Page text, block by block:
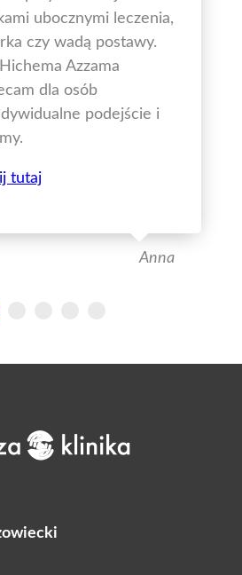
ubocznymi leczenia,
czy wadą postawy.
Azzama
dla osób
podejście i
tutaj
Anna